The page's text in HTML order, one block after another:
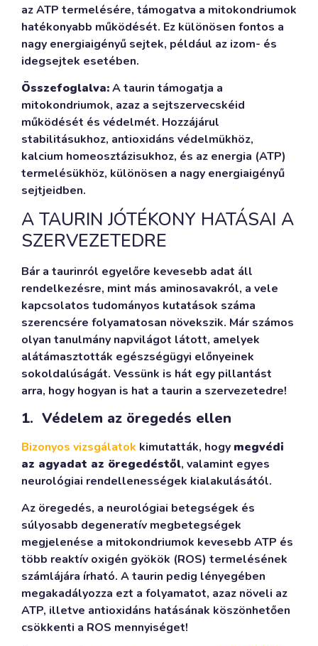
az ATP termelésére, támogatva a mitokondriumok
hatékonyabb működését. Ez különösen fontos a
nagy energiaigényű sejtek, például az izom- és
idegsejtek esetében.
Összefoglalva:A taurin támogatja a
mitokondriumok, azaz a sejtszervecskéid
működését és védelmét. Hozzájárul
stabilitásukhoz, antioxidáns védelmükhöz,
kalcium homeosztázisukhoz, és az energia (ATP)
termelésükhöz, különösen a nagy energiaigényű
sejtjeidben.
A TAURIN JÓTÉKONY HATÁSAI A
SZERVEZETEDRE
Bár a taurinról egyelőre kevesebb adat áll
rendelkezésre, mint más aminosavakról, a vele
kapcsolatos tudományos kutatások száma
szerencsére folyamatosan növekszik. Már számos
olyan tanulmány napvilágot látott, amelyek
alátámasztották egészségügyi előnyeinek
sokoldalúságát. Vessünk is hát egy pillantást
arra, hogy hogyan is hat a taurin a szervezetedre!
1. Védelem az öregedés ellen
Bizonyos vizsgálatok kimutatták, hogy megvédi
az agyadat az öregedéstől, valamint egyes
neurológiai rendellenességek kialakulásától.
Az öregedés, a neurológiai betegségek és
súlyosabb degeneratív megbetegségek
megjelenése a mitokondriumok kevesebb ATP és
több reaktív oxigén gyökök (ROS) termelésének
számlájára írható. A taurin pedig lényegében
megakadályozza ezt a folyamatot, azaz növeli az
ATP, illetve antioxidáns hatásának köszönhetően
csökkenti a ROS mennyiséget!